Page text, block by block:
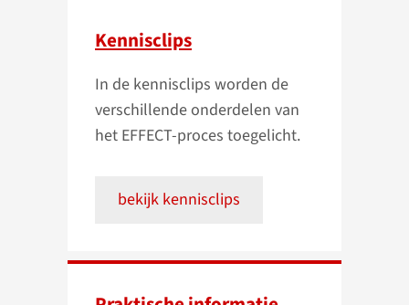
Kennisclips
In de kennisclips worden de
verschillende onderdelen van
het EFFECT-proces toegelicht.
bekijk kennisclips